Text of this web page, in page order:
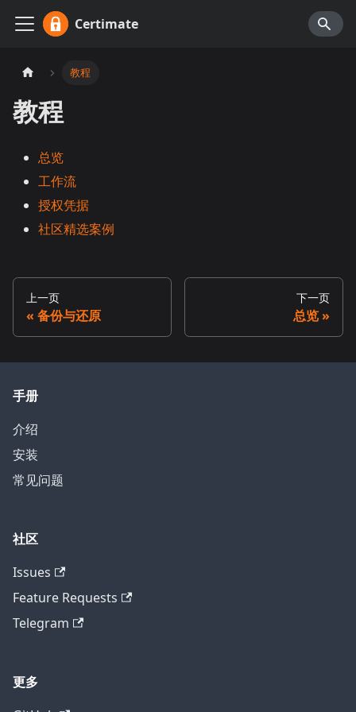
Certimate
教程
教程
总览
工作流
授权凭据
社区精选案例
上一页
备份与还原
下一页
总览
手册
介绍
安装
常见问题
社区
Issues
Feature Requests
Telegram
更多